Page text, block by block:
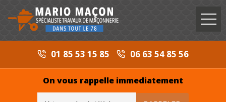
01 85 53 15 85 06 63 54 85 56
On vous rappelle immediatement